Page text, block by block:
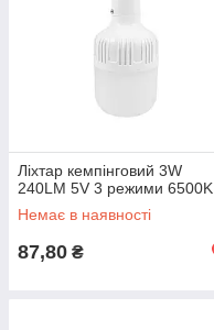
Ліхтар кемпінговий 3W
240LM 5V 3 режими 6500K
Немає в наявності
87,80 ₴